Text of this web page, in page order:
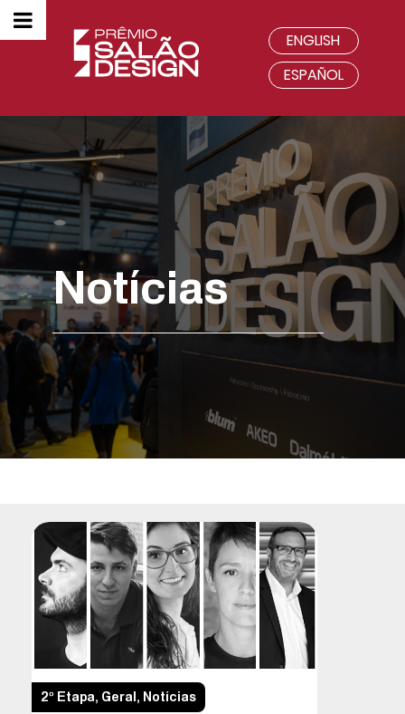
ENGLISH
ESPAÑOL
Notícias
2º Etapa, Geral, Notícias